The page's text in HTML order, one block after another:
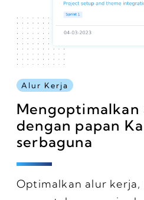
Alur Kerja
Mengoptimalkan
dengan papan
serbaguna
Optimalkan alur kerja,